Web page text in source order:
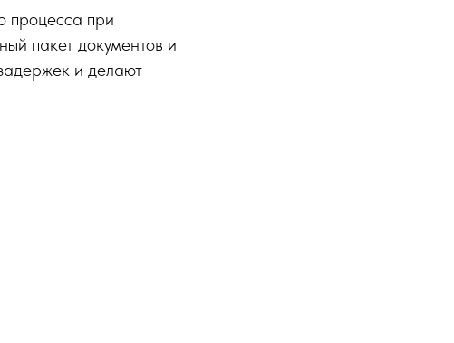
процесса при
пакет документов и
и делают